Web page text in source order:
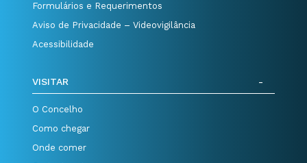
Formulários e Requerimentos
Aviso de Privacidade – Videovigilância
Acessibilidade
VISITAR
O Concelho
Como chegar
Onde comer